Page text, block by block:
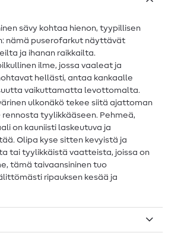
sävy kohtaa hienon, tyypillisen
nämä puserofarkut näyttävät
ja ihanan raikkailta.
ilme, jossa vaaleat ja
hellästi, antaa kankaalle
vaikuttamatta levottomalta.
ulkonäkö tekee siitä ajattoman
tyylikkääseen. Pehmeä,
on kauniisti laskeutuva ja
Olipa kyse sitten kevyistä ja
tai tyylikkäistä vaatteista, joissa on
tämä taivaansininen tuo
ripauksen kesää ja